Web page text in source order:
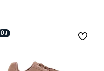
ÚJ